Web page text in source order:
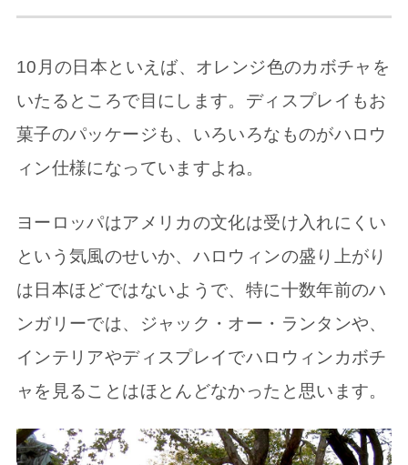
10月の日本といえば、オレンジ色のカボチャを
いたるところで目にします。ディスプレイもお
菓子のパッケージも、いろいろなものがハロウ
ィン仕様になっていますよね。
ヨーロッパはアメリカの文化は受け入れにくい
という気風のせいか、ハロウィンの盛り上がり
は日本ほどではないようで、特に十数年前のハ
ンガリーでは、ジャック・オー・ランタンや、
インテリアやディスプレイでハロウィンカボチ
ャを見ることはほとんどなかったと思います。